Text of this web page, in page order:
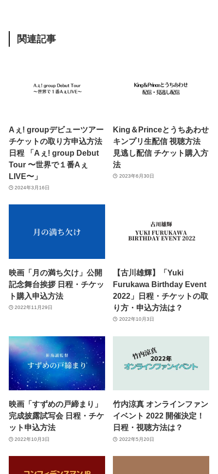
関連記事
Aぇ! groupデビューツアー
チケットの取り方申込方法
日程 「Aぇ! group Debut
Tour 〜世界で１番Aぇ
LIVE〜」
2024年3月16日
King＆Princeとうちあわせ
キンプリ生配信 視聴方法
見逃し配信 チケット購入方
法
2023年6月30日
映画「月の満ち欠け」公開
記念舞台挨拶 日程・チケッ
ト購入申込方法
2022年11月29日
【古川雄輝】「Yuki
Furukawa Birthday Event
2022」日程・チケットの取
り方・申込方法は？
2022年10月3日
映画「すずめの戸締まり」
完成披露試写会 日程・チケ
ット申込方法
2022年10月3日
竹内涼真 オンラインファン
イベント 2022 開催決定！
日程・視聴方法は？
2022年5月20日